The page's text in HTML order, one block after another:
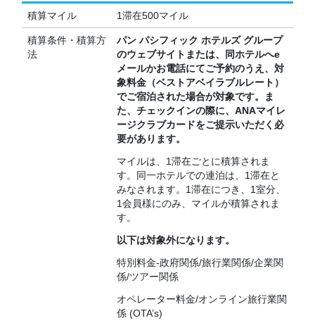
積算マイル 1滞在500マイル
積算条件・積算方
法
パン パシフィック ホテルズ グループ
のウェブサイトまたは、同ホテルへe
メールかお電話にてご予約のうえ、対
象料金（ベストアベイラブルレート）
でご宿泊された場合が対象です。ま
た、チェックインの際に、ANAマイレ
ージクラブカードをご提示いただく必
要があります。
マイルは、1滞在ごとに積算されま
す。同一ホテルでの連泊は、1滞在と
みなされます。1滞在につき、1室分、
1会員様にのみ、マイルが積算されま
す。
以下は対象外になります。
特別料金-政府関係/旅行業関係/企業関
係/ツアー関係
オペレーター料金/オンライン旅行業関
係 (OTA’s)